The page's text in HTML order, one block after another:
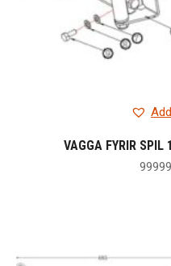
VAGGA FYRIR